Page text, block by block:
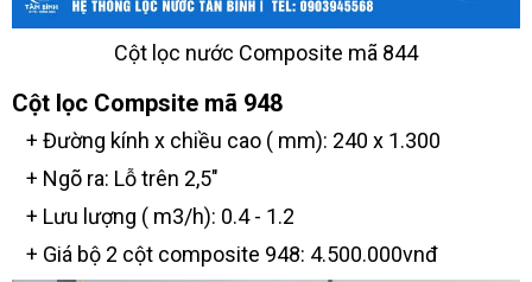
Cột lọc nước Composite mã 844
Cột lọc Compsite mã 948
+ Đường kính x chiều cao ( mm): 240 x 1.300
+ Ngõ ra: Lỗ trên 2,5"
+ Lưu lượng ( m3/h): 0.4 - 1.2
+ Giá bộ 2 cột composite 948: 4.500.000vnđ